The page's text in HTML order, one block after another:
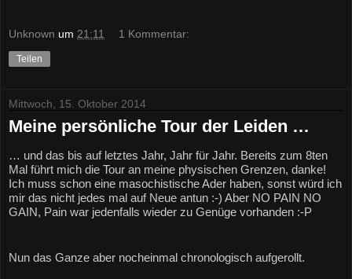
Unknown um 21:11 1 Kommentar:
Teilen
Mittwoch, 15. Oktober 2014
Meine persönliche Tour der Leiden …
… und das bis auf letztes Jahr, Jahr für Jahr. Bereits zum 8ten
Mal führt mich die Tour an meine physischen Grenzen, danke!
Ich muss schon eine masochistische Ader haben, sonst würd ich
mir das nicht jedes mal auf Neue antun :-) Aber NO PAIN NO
GAIN, Pain war jedenfalls wieder zu Genüge vorhanden :-P
Nun das Ganze aber nocheinmal chronologisch aufgerollt.